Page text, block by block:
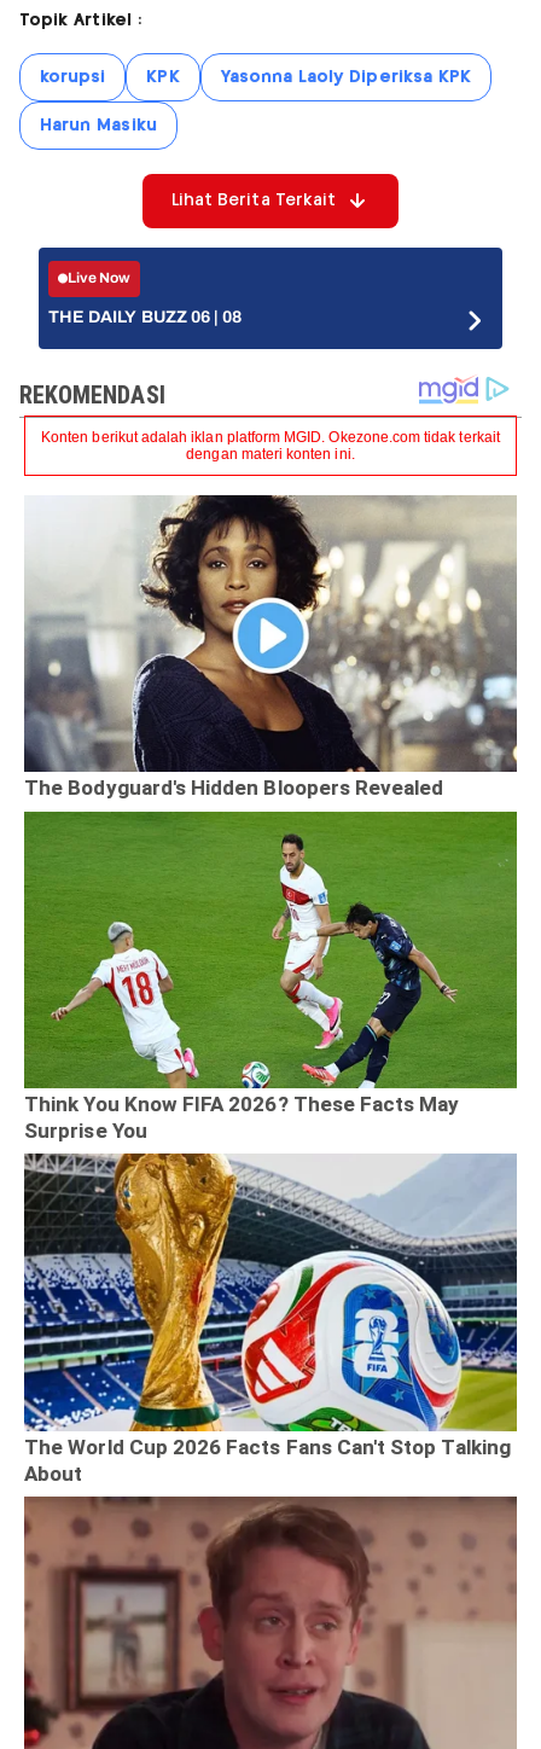
Topik Artikel :
korupsi KPK Yasonna Laoly Diperiksa KPK
Harun Masiku
Lihat Berita Terkait
Live Now
THE DAILY BUZZ 06 | 08